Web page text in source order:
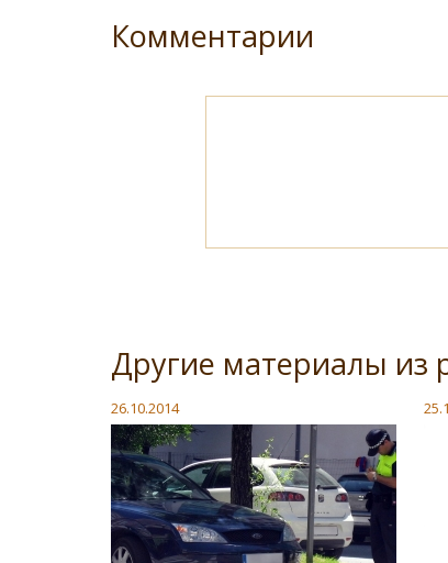
Комментарии
Другие материалы из
26.10.2014